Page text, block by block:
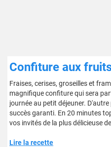
Confiture aux
Fraises, cerises, groseilles et
magnifique confiture qui sera
journée au petit déjeuner.
succès garanti. En 20 minutes
vos invités de la plus délicieuse
Lire la recette